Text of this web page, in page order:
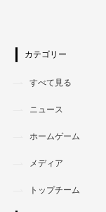
カテゴリー
すべて見る
ニュース
ホームゲーム
メディア
トップチーム